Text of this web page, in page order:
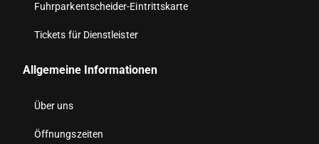
Fuhrparkentscheider-Eintrittskarte
Tickets für Dienstleister
Allgemeine Informationen
Über uns
Öffnungszeiten